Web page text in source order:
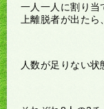
一人一人に割り当
上離脱者が出たら、
人数が足りない状